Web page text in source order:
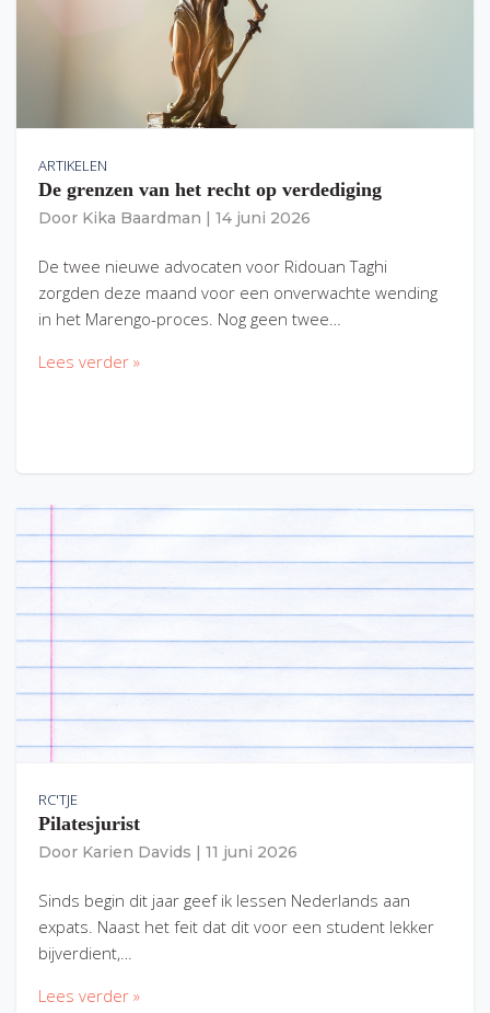
ARTIKELEN
De grenzen van het recht op verdediging
Door Kika Baardman 14 juni 2026
De twee nieuwe advocaten voor Ridouan Taghi
zorgden deze maand voor een onverwachte wending
in het Marengo-proces. Nog geen twee…
Lees verder »
RC'TJE
Pilatesjurist
Door Karien Davids 11 juni 2026
Sinds begin dit jaar geef ik lessen Nederlands aan
expats. Naast het feit dat dit voor een student lekker
bijverdient,…
Lees verder »